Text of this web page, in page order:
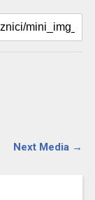
Next Media →